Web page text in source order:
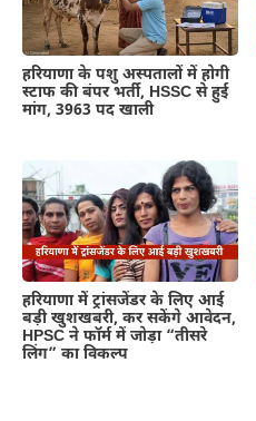
हरियाणा के पशु अस्पतालों में होगी
स्टाफ की बंपर भर्ती, HSSC से हुई
मांग, 3963 पद खाली
हरियाणा में ट्रांसजेंडर के लिए आई
बड़ी खुशखबरी, कर सकेंगे आवेदन,
HPSC ने फॉर्म में जोड़ा “तीसरे
लिंग” का विकल्प